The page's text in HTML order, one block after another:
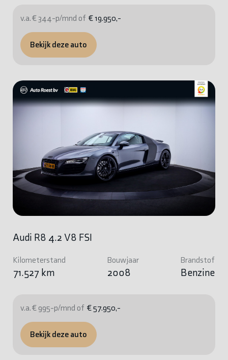
v.a. € 344-p/mnd of € 19.950,-
Bekijk deze auto
Audi R8 4.2 V8 FSI
Kilometerstand
71.527 km
Bouwjaar
2008
Brandstof
Benzine
v.a. € 995-p/mnd of € 57.950,-
Bekijk deze auto